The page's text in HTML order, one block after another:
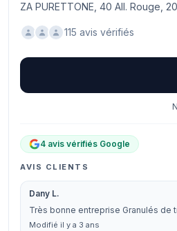
ZA PURETTONE, 40 All. Rouge,
115 avis vérifiés
4 avis vérifiés Google
AVIS CLIENTS
Dany L.
Très bonne entreprise Granulés de
Modifié il y a 3 ans